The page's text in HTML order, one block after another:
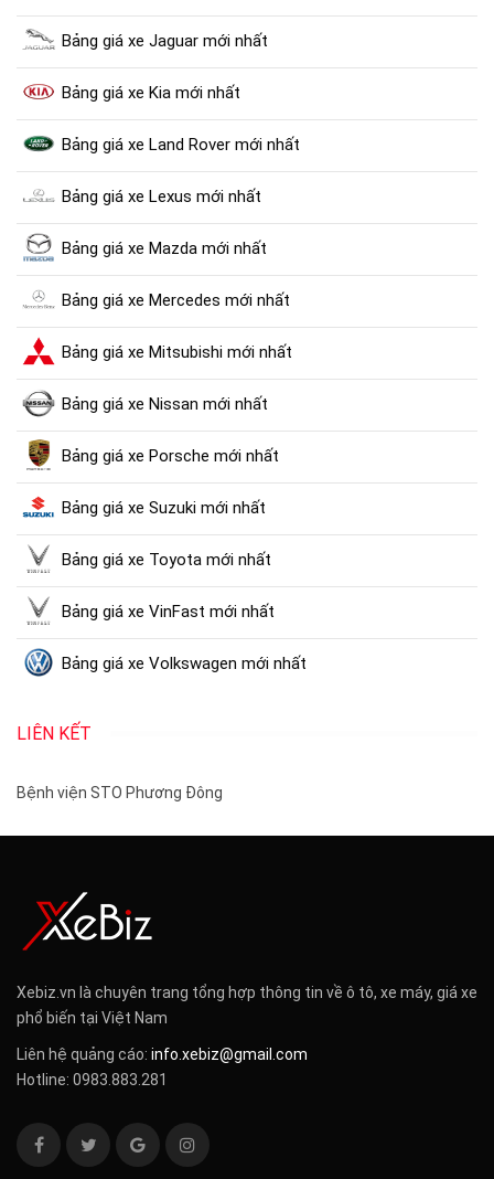
Bảng giá xe Jaguar mới nhất
Bảng giá xe Kia mới nhất
Bảng giá xe Land Rover mới nhất
Bảng giá xe Lexus mới nhất
Bảng giá xe Mazda mới nhất
Bảng giá xe Mercedes mới nhất
Bảng giá xe Mitsubishi mới nhất
Bảng giá xe Nissan mới nhất
Bảng giá xe Porsche mới nhất
Bảng giá xe Suzuki mới nhất
Bảng giá xe Toyota mới nhất
Bảng giá xe VinFast mới nhất
Bảng giá xe Volkswagen mới nhất
LIÊN KẾT
Bệnh viện STO Phương Đông
Xebiz.vn là chuyên trang tổng hợp thông tin về ô tô, xe máy, giá xe
phổ biến tại Việt Nam
Liên hệ quảng cáo: info.xebiz@gmail.com
Hotline: 0983.883.281